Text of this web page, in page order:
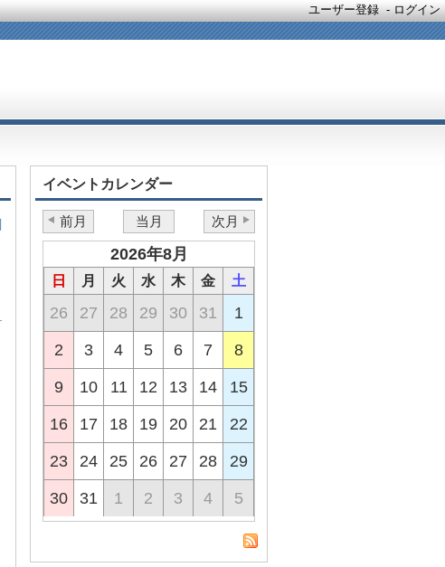
ユーザー登録 -ログイン
イベントカレンダー
前月 当月 次月
2026年8月
日 月 火 水 木 金 土
26 27 28 29 30 31 1
2 3 4 5 6 7 8
9 10 11 12 13 14 15
16 17 18 19 20 21 22
23 24 25 26 27 28 29
30 31 1 2 3 4 5